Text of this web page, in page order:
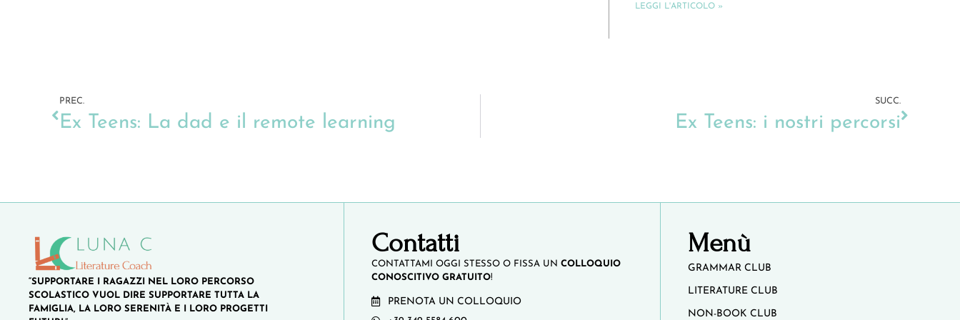
LEGGI L'ARTICOLO »
PREC.
Ex Teens: La dad e il remote learning
SUCC.
Ex Teens: i nostri percorsi
“SUPPORTARE I RAGAZZI NEL LORO PERCORSO
SCOLASTICO VUOL DIRE SUPPORTARE TUTTA LA
FAMIGLIA, LA LORO SERENITÀ E I LORO PROGETTI
Contatti
CONTATTAMI OGGI STESSO O FISSA UNCOLLOQUIO
CONOSCITIVO GRATUITO!
PRENOTA UN COLLOQUIO
Menù
GRAMMAR CLUB
LITERATURE CLUB
NON-BOOK CLUB